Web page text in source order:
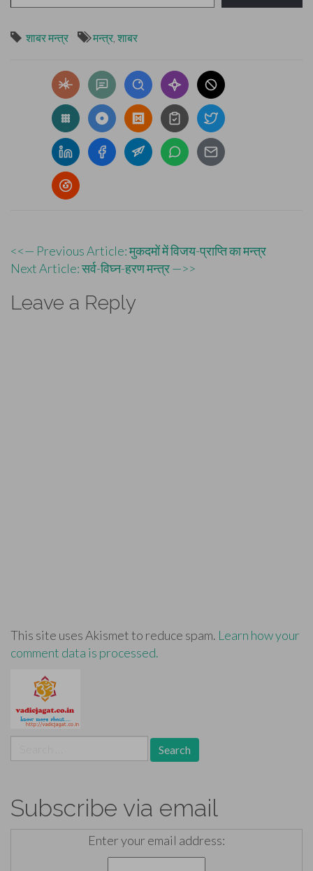
शाबर मन्त्र मन्त्र, शाबर
Post
navigation
<<— Previous Article: मुकदमों में विजय-प्राप्ति का मन्त्र
Next Article: सर्व-विघ्न-हरण मन्त्र —>>
Leave a Reply
This site uses Akismet to reduce spam. Learn how your
comment data is processed.
for:
Subscribe via email
Enter your email address: